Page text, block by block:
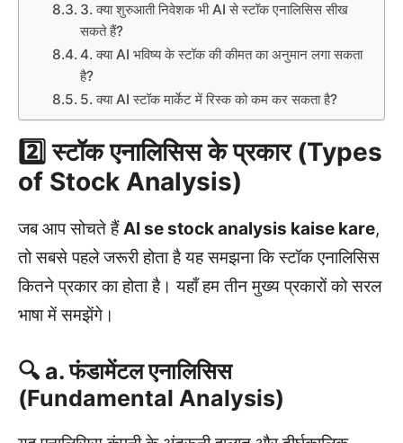
3. क्या शुरुआती निवेशक भी AI से स्टॉक एनालिसिस सीख
सकते हैं?
4. क्या AI भविष्य के स्टॉक की कीमत का अनुमान लगा सकता
है?
5. क्या AI स्टॉक मार्केट में रिस्क को कम कर सकता है?
2️⃣ स्टॉक एनालिसिस के प्रकार (Types
of Stock Analysis)
जब आप सोचते हैंAI se stock analysis kaise kare,
तो सबसे पहले जरूरी होता है यह समझना कि स्टॉक एनालिसिस
कितने प्रकार का होता है। यहाँ हम तीन मुख्य प्रकारों को सरल
भाषा में समझेंगे।
🔍 a. फंडामेंटल एनालिसिस
(Fundamental Analysis)